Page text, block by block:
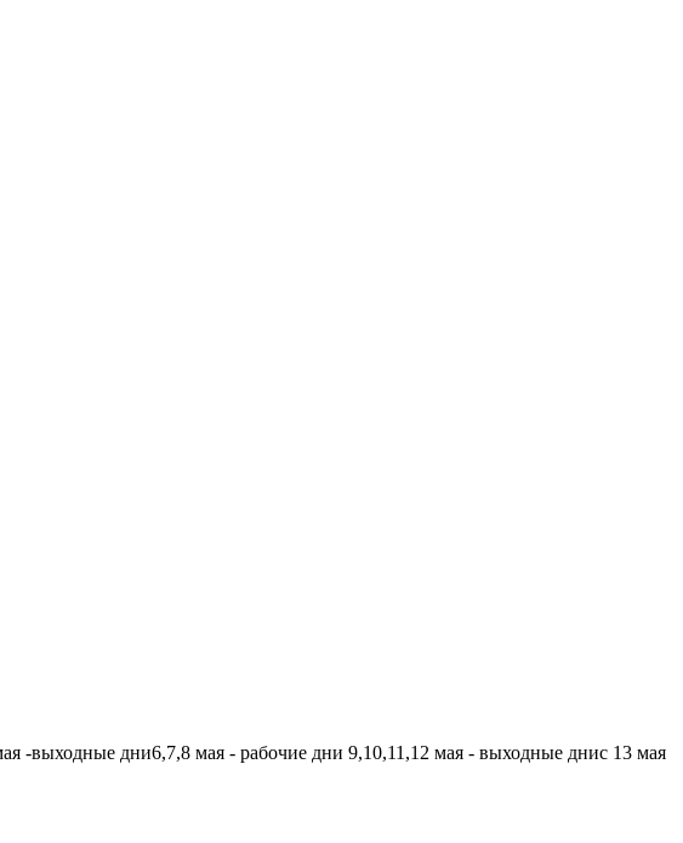
-выходные дни6,7,8 мая - рабочие дни 9,10,11,12 мая - выходные днис 13 мая